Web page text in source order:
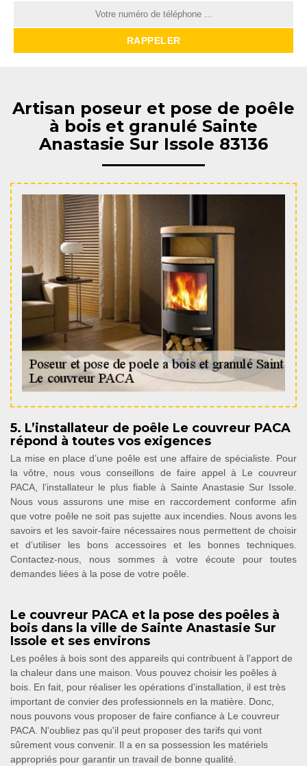
Artisan poseur et pose de poêle
à bois et granulé Sainte
Anastasie Sur Issole 83136
5. L’installateur de poêle Le couvreur PACA
répond à toutes vos exigences
La mise en place d’une poêle est une affaire de spécialiste. Pour
la vôtre, nous vous conseillons de faire appel à Le couvreur
PACA, l’installateur le plus fiable à Sainte Anastasie Sur Issole.
Nous vous assurons une mise en raccordement conforme afin
que votre poêle ne soit pas sujette aux incendies. Nous avons les
savoirs et les savoir-faire nécessaires nous permettent de choisir
et d’utiliser les bons accessoires et les bonnes techniques.
Contactez-nous, nous sommes à votre écoute pour toutes
demandes liées à la pose de votre poêle.
Le couvreur PACA et la pose des poêles à
bois dans la ville de Sainte Anastasie Sur
Issole et ses environs
Les poêles à bois sont des appareils qui contribuent à l'apport de
la chaleur dans une maison. Vous pouvez choisir les poêles à
bois. En fait, pour réaliser les opérations d'installation, il est très
important de convier des professionnels en la matière. Donc,
nous pouvons vous proposer de faire confiance à Le couvreur
PACA. N'oubliez pas qu'il peut proposer des tarifs qui vont
sûrement vous convenir. Il a en sa possession les matériels
appropriés pour garantir un travail de bonne qualité.